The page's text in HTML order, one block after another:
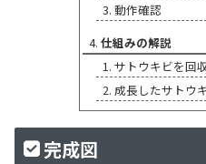
動作確認
仕組みの解説
サトウキビを回
成長したサトウ
完成図